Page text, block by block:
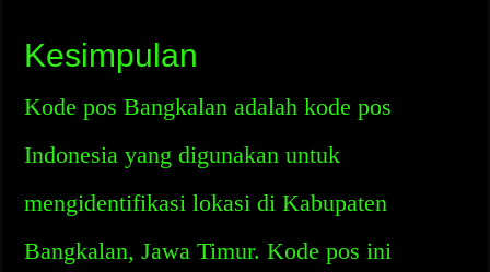
Kesimpulan
Kode pos Bangkalan adalah kode pos
Indonesia yang digunakan untuk
mengidentifikasi lokasi di Kabupaten
Bangkalan, Jawa Timur. Kode pos ini